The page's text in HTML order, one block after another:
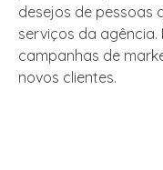
desejos de pessoas
serviços da
campanhas de
novos clientes.